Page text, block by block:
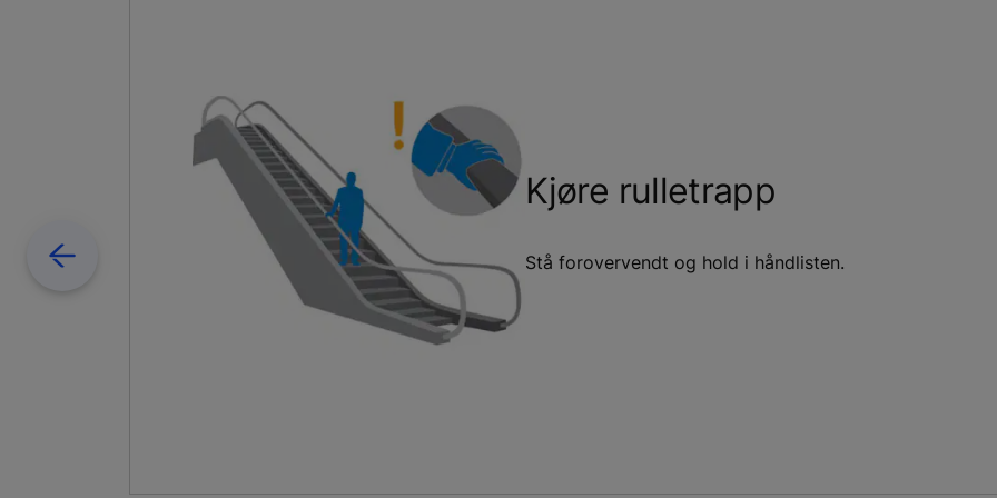
Kjøre rulletrapp
Stå forovervendt og hold i håndlisten.